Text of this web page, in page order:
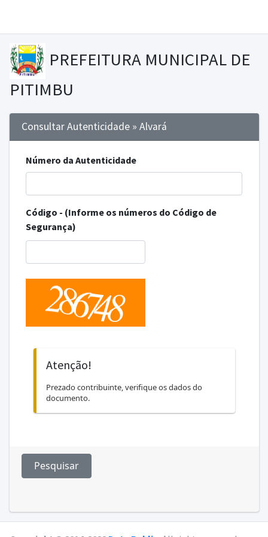
PREFEITURA MUNICIPAL DE
PITIMBU
Consultar Autenticidade » Alvará
Número da Autenticidade
Código - (Informe os números do Código de
Segurança)
Atenção!
Prezado contribuinte, verifique os dados do
documento.
Pesquisar